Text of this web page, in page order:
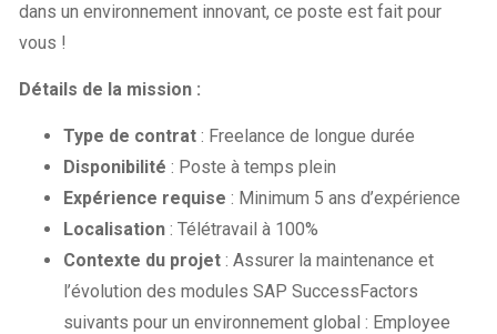
dans un environnement innovant, ce poste est fait pour
vous !
Détails de la mission :
Type de contrat: Freelance de longue durée
Disponibilité : Poste à temps plein
Expérience requise : Minimum 5 ans d’expérience
Localisation: Télétravail à 100%
Contexte du projet: Assurer la maintenance et
l’évolution des modules SAP SuccessFactors
suivants pour un environnement global : Employee